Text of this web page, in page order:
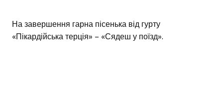
На завершення гарна пісенька від гурту
«Пікардійська терція» – «Сядеш у поїзд».